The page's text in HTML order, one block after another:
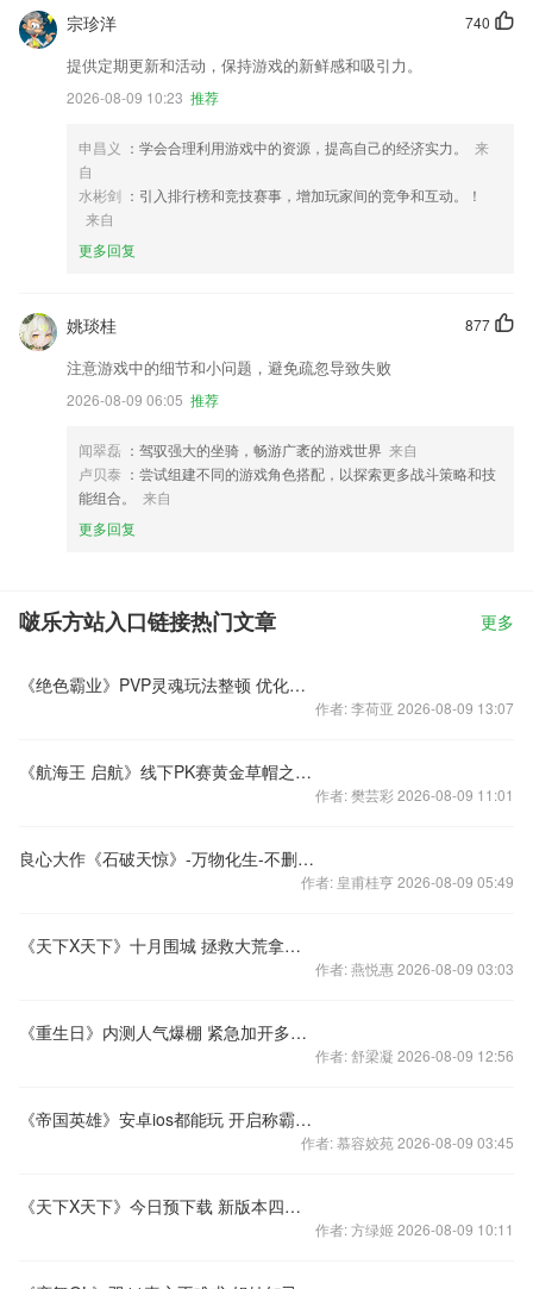
740
宗珍洋
提供定期更新和活动，保持游戏的新鲜感和吸引力。
2026-08-09 10:23 推荐
申昌义 ：学会合理利用游戏中的资源，提高自己的经济实力。
来
自
水彬剑 ：引入排行榜和竞技赛事，增加玩家间的竞争和互动。！
来自
更多回复
877
姚琰桂
注意游戏中的细节和小问题，避免疏忽导致失败
2026-08-09 06:05 推荐
闻翠磊 ：驾驭强大的坐骑，畅游广袤的游戏世界 来自
卢贝泰 ：尝试组建不同的游戏角色搭配，以探索更多战斗策略和技
能组合。
来自
更多回复
啵乐方站入口链接热门文章 更多
《绝色霸业》PVP灵魂玩法整顿 优化曝光
作者: 李荷亚 2026-08-09 13:07
《航海王 启航》线下PK赛黄金草帽之争 全新资料片来袭
作者: 樊芸彩 2026-08-09 11:01
良心大作《石破天惊》-万物化生-不删档内测11月2日火爆开启
作者: 皇甫桂亨 2026-08-09 05:49
《天下X天下》十月围城 拯救大荒拿京东卡
作者: 燕悦惠 2026-08-09 03:03
《重生日》内测人气爆棚 紧急加开多组服务器
作者: 舒梁凝 2026-08-09 12:56
《帝国英雄》安卓ios都能玩 开启称霸之路
作者: 慕容姣苑 2026-08-09 03:45
《天下X天下》今日预下载 新版本四大看点曝光
作者: 方绿姬 2026-08-09 10:11